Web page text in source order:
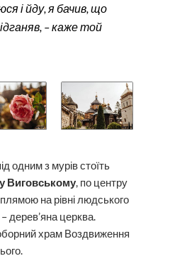
і йду, я бачив, що
– каже той
одним з мурів стоїть
Виговському, по центру
на рівні людського
дерев’яна церква.
храм Воздвиження